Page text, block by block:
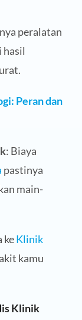
peralatan
hasil
Peran dan
: Biaya
pastinya
main-
keKlinik
kamu
Klinik